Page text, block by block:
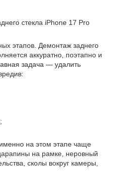
стекла iPhone 17 Pro
этапов. Демонтаж заднего
аккуратно, поэтапно и
задача — удалить
на этом этапе чаще
на рамке, неровный
сколы вокруг камеры,